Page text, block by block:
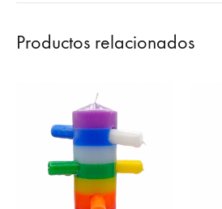
Productos relacionados